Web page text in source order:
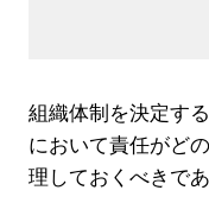
組織体制を決定す
において責任がど
理しておくべきであ